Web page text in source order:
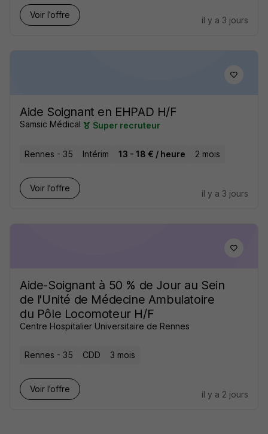
Voir l’offre
il y a 3 jours
Aide Soignant en EHPAD H/F
Samsic Médical Super recruteur
Rennes - 35 Intérim 13 - 18 € / heure 2 mois
Voir l’offre
il y a 3 jours
Aide-Soignant à 50 % de Jour au Sein
de l'Unité de Médecine Ambulatoire
du Pôle Locomoteur H/F
Centre Hospitalier Universitaire de Rennes
Rennes - 35 CDD 3 mois
Voir l’offre
il y a 2 jours